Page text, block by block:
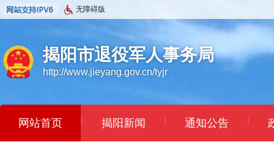
无障碍版
揭阳市退役军人事务局
http://www.jieyang.gov.cn/tyjr
网站首页 | 揭阳新闻 | 通知公告 |